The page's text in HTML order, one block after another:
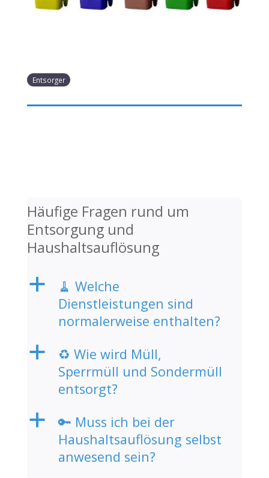
Entsorger
Häufige Fragen rund um
Entsorgung und
Haushaltsauflösung
a
🧹 Welche
Dienstleistungen sind
normalerweise enthalten?
a
♻️ Wie wird Müll,
Sperrmüll und Sondermüll
entsorgt?
a
🔑 Muss ich bei der
Haushaltsauflösung selbst
anwesend sein?